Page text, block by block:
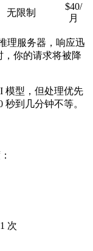
无限制
$40/
月
理服务器，响应迅
，你的请求将被降
模型，但处理优先
到几分钟不等。
次